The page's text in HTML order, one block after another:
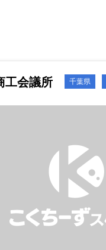
工会議所 千葉県